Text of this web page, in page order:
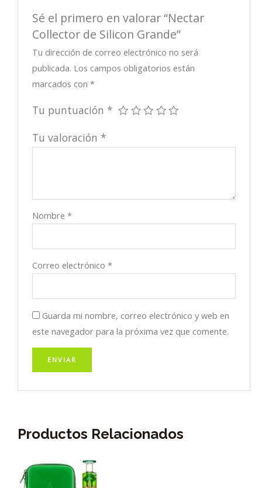
Sé el primero en valorar “Nectar
Collector de Silicon Grande”
Tu dirección de correo electrónico no será
publicada. Los campos obligatorios están
marcados con*
Tu puntuación *
Tu valoración *
Nombre*
Correo electrónico*
Guarda mi nombre, correo electrónico y web en
este navegador para la próxima vez que comente.
Productos Relacionados